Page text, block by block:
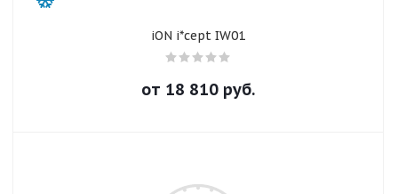
iON i*cept IW01
от 18 810 руб.